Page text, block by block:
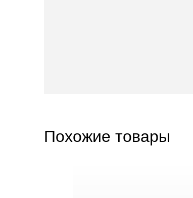
Похожие товары